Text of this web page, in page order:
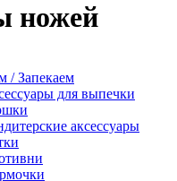
ножей
/ Запекаем
для выпечки
аксессуары